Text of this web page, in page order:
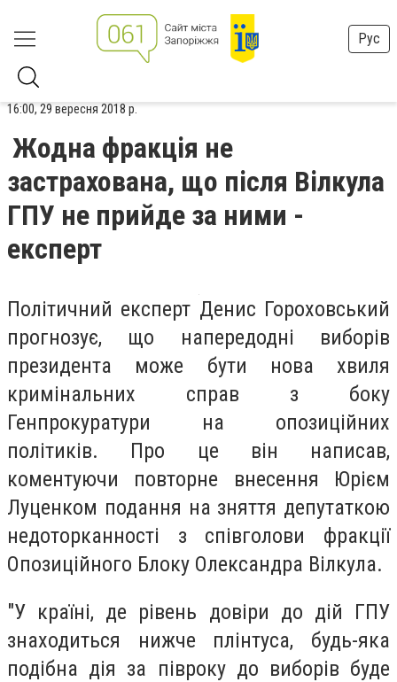
Рус
16:00, 29 вересня 2018 р.
Жодна фракція не
застрахована, що після Вілкула
ГПУ не прийде за ними -
експерт
Політичний експерт Денис Гороховський
прогнозує, що напередодні виборів
президента може бути нова хвиля
кримінальних справ з боку
Генпрокуратури на опозиційних
політиків. Про це він написав,
коментуючи повторне внесення Юрієм
Луценком подання на зняття депутаткою
недоторканності з співголови фракції
Опозиційного Блоку Олександра Вілкула.
"У країні, де рівень довіри до дій ГПУ
знаходиться нижче плінтуса, будь-яка
подібна дія за півроку до виборів буде